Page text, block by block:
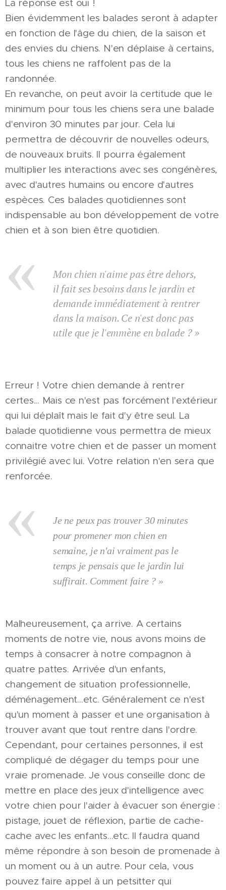
La réponse est oui !
Bien évidemment les balades seront à adapter
en fonction de l'âge du chien, de la saison et
des envies du chiens. N'en déplaise à certains,
tous les chiens ne raffolent pas de la
randonnée.
En revanche, on peut avoir la certitude que le
minimum pour tous les chiens sera une balade
d'environ 30 minutes par jour. Cela lui
permettra de découvrir de nouvelles odeurs,
de nouveaux bruits. Il pourra également
multiplier les interactions avec ses congénères,
avec d'autres humains ou encore d'autres
espèces. Ces balades quotidiennes sont
indispensable au bon développement de votre
chien et à son bien être quotidien.
Mon chien n'aime pas être dehors,
il fait ses besoins dans le jardin et
demande immédiatement à rentrer
dans la maison. Ce n'est donc pas
utile que je l'emmène en balade ?»
Erreur ! Votre chien demande à rentrer
certes... Mais ce n'est pas forcément l'extérieur
qui lui déplaît mais le fait d'y être seul. La
balade quotidienne vous permettra de mieux
connaitre votre chien et de passer un moment
privilégié avec lui. Votre relation n'en sera que
renforcée.
Je ne peux pas trouver 30 minutes
pour promener mon chien en
semaine, je n'ai vraiment pas le
temps je pensais que le jardin lui
suffirait. Comment faire ? »
Malheureusement, ça arrive. A certains
moments de notre vie, nous avons moins de
temps à consacrer à notre compagnon à
quatre pattes. Arrivée d'un enfants,
changement de situation professionnelle,
déménagement...etc. Généralement ce n'est
qu'un moment à passer et une organisation à
trouver avant que tout rentre dans l'ordre.
Cependant, pour certaines personnes, il est
compliqué de dégager du temps pour une
vraie promenade. Je vous conseille donc de
mettre en place des jeux d'intelligence avec
votre chien pour l'aider à évacuer son énergie :
pistage, jouet de réflexion, partie de cache-
cache avec les enfants...etc. Il faudra quand
même répondre à son besoin de promenade à
un moment ou à un autre. Pour cela, vous
pouvez faire appel à un petsitter qui